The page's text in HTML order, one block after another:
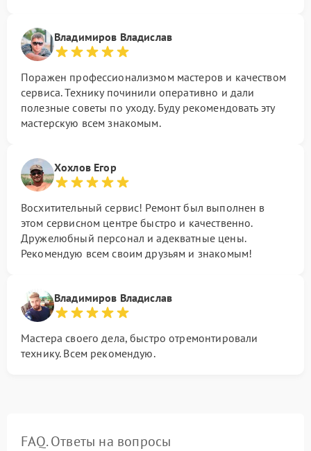
Владимиров Владислав
Поражен профессионализмом мастеров и качеством
сервиса. Технику починили оперативно и дали
полезные советы по уходу. Буду рекомендовать эту
мастерскую всем знакомым.
Хохлов Егор
Восхитительный сервис! Ремонт был выполнен в
этом сервисном центре быстро и качественно.
Дружелюбный персонал и адекватные цены.
Рекомендую всем своим друзьям и знакомым!
Владимиров Владислав
Мастера своего дела, быстро отремонтировали
технику. Всем рекомендую.
FAQ. Ответы на вопросы